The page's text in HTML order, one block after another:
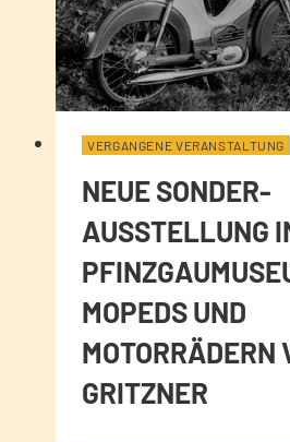
VERGANGENE VERANSTALTUNG
NEUE SONDER-
AUSSTELLUNG
MOPEDS UND
MOTORRÄDERN
GRITZNER